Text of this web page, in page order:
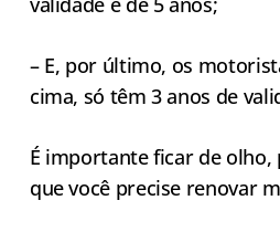
– E, por último, os
cima, só têm 3 anos de
É importante ficar de olho,
que você precise renovar